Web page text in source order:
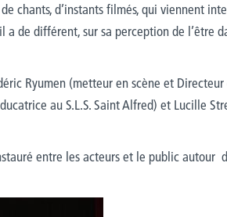
chants, d’instants filmés, qui viennent
a de différent, sur sa perception de l’être
Ryumen (metteur en scène et
au S.L.S. Saint Alfred) et Lucille
entre les acteurs et le public autour